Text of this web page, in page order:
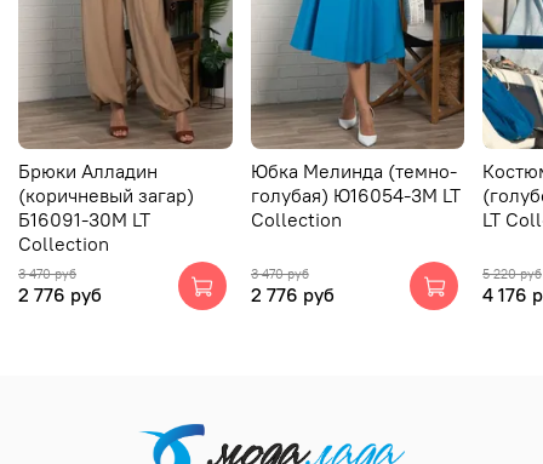
Брюки Алладин
(коричневый загар)
Б16091-30М LT
Collection
3 470 руб
2 776 руб
Юбка Мелинда (темно-
голубая) Ю16054-3М LT
Collection
3 470 руб
2 776 руб
LT
5 220 руб
4 176